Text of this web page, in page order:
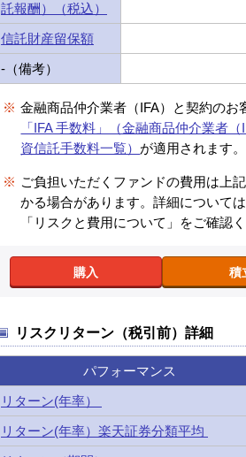
託報酬）（税込）
信託財産留保額
-（備考）
※ 金融商品仲介業者（IFA）と契約のお
「IFA 手数料」（金融商品仲介業者
資信託手数料一覧） が適用されます。
※ ご負担いただくファンドの費用は上
かる場合があります。詳細について
「リスクと費用について」をご確認
購入 積
リスクリターン（税引前）詳細
パフォーマンス
リターン(年率）
リターン(年率）楽天証券分類平均